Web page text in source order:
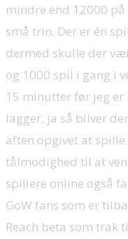
mindre end 12000
små trin. Der er én
dermed skulle der
og 1000 spil i gang i
15 minutter før jeg er
lagger, ja så bliver
aften opgivet at
tålmodighed til at
spillere online også
GoW fans som er
Reach beta som trak